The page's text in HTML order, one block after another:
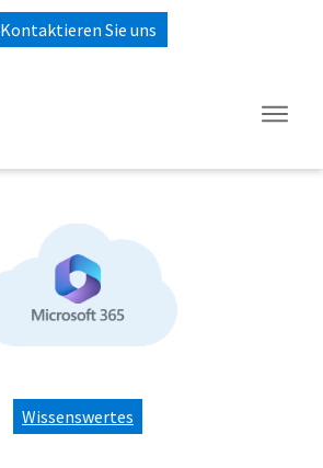
Kontaktieren Sie uns
Wissenswertes